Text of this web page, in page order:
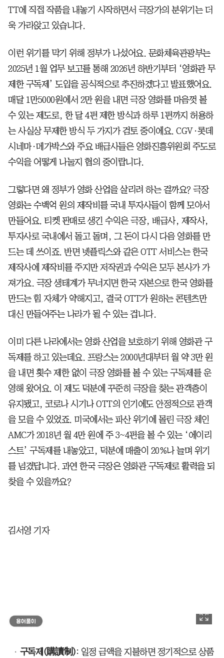
TT에 직접 작품을 내놓기 시작하면서 극장가의 분위기는 더
욱 가라앉고 있습니다.
이런 위기를 막기 위해 정부가 나섰어요. 문화체육관광부는
2025년 1월 업무 보고를 통해 2026년 하반기부터 ‘영화관 무
제한 구독제’ 도입을 공식적으로 추진하겠다고 발표했어요.
매달 1만5000원에서 2만 원을 내면 극장 영화를 마음껏 볼
수 있는 제도로, 한 달 4편 제한 방식과 하루 1편까지 허용하
는 사실상 무제한 방식 두 가지가 검토 중이에요. CGV·롯데
시네마·메가박스와 주요 배급사들은 영화진흥위원회 주도로
수익을 어떻게 나눌지 협의 중이랍니다.
그렇다면 왜 정부가 영화 산업을 살리려 하는 걸까요? 극장
영화는 수백억 원의 제작비를 국내 투자사들이 함께 모아서
만들어요. 티켓 판매로 생긴 수익은 극장, 배급사, 제작사,
투자사로 국내에서 돌고 돌며, 그 돈이 다시 다음 영화를 만
드는 데 쓰이죠. 반면 넷플릭스와 같은 OTT 서비스는 한국
제작사에 제작비를 주지만 저작권과 수익은 모두 본사가 가
져가요. 극장 생태계가 무너지면 한국 자본으로 한국 영화를
만드는 힘 자체가 약해지고, 결국 OTT가 원하는 콘텐츠만
대신 만들어주는 나라가 될 수 있는 겁니다.
이미 다른 나라에서는 영화 산업을 보호하기 위해 영화관 구
독제를 하고 있는데요. 프랑스는 2000년대부터 월 약 3만 원
을 내면 횟수 제한 없이 극장 영화를 볼 수 있는 구독제를 운
영해 왔어요. 이 제도 덕분에 꾸준히 극장을 찾는 관객층이
유지됐고, 코로나 시기나 OTT의 인기에도 안정적으로 관객
을 모을 수 있었죠. 미국에서는 파산 위기에 몰린 극장 체인
AMC가 2018년 월 4만 원에 주 3~4편을 볼 수 있는 ‘에이리
스트’ 구독제를 내놓았고, 덕분에 매출이 20%나 늘며 위기
를 넘겼답니다. 과연 한국 극장은 영화관 구독제로 활력을 되
찾을 수 있을까요?
김서영 기자
구독제(購讀制): 일정 금액을 지불하면 정기적으로 상품